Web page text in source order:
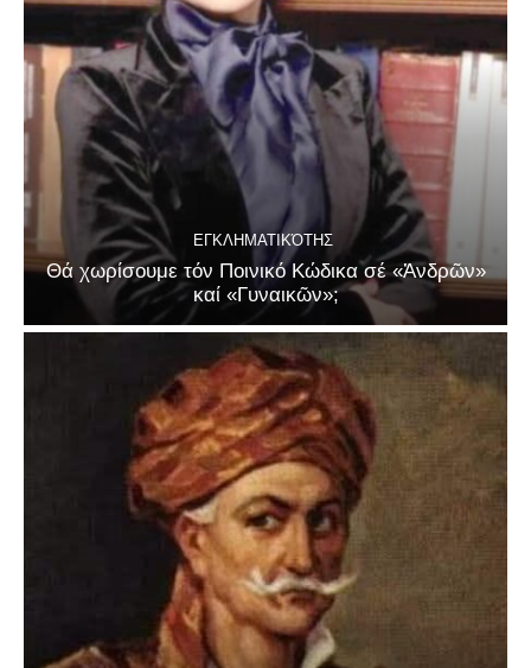
ΕΓΚΛΗΜΑΤΙΚΌΤΗΣ
Θά χωρίσουμε τόν Ποινικό Κώδικα σέ «Ἀνδρῶν»
καί «Γυναικῶν»;